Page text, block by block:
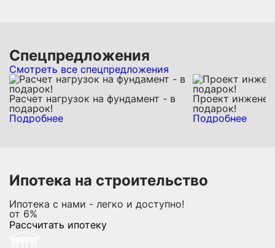
Спецпредложения
Смотреть все спецпредложения
Расчет нагрузок на фундамент - в
подарок!
Подробнее
Проект
подарок!
Подробнее
Ипотека на строительство
Ипотека с нами - легко и доступно!
от 6%
Рассчитать ипотеку